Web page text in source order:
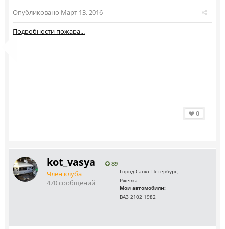
Опубликовано Март 13, 2016
Подробности пожара...
0
kot_vasya 89
Член клуба
470 сообщений
Город:Санкт-Петербург,
Ржевка
Мои автомобили:
ВАЗ 2102 1982